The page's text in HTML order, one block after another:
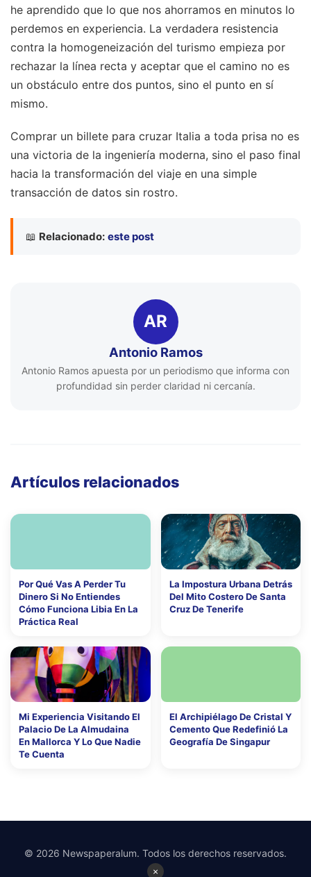
he aprendido que lo que nos ahorramos en minutos lo
perdemos en experiencia. La verdadera resistencia
contra la homogeneización del turismo empieza por
rechazar la línea recta y aceptar que el camino no es
un obstáculo entre dos puntos, sino el punto en sí
mismo.
Comprar un billete para cruzar Italia a toda prisa no es
una victoria de la ingeniería moderna, sino el paso final
hacia la transformación del viaje en una simple
transacción de datos sin rostro.
📖 Relacionado: este post
AR
Antonio Ramos
Antonio Ramos apuesta por un periodismo que informa con
profundidad sin perder claridad ni cercanía.
Artículos relacionados
Por Qué Vas A Perder Tu
Dinero Si No Entiendes
Cómo Funciona Libia En La
Práctica Real
La Impostura Urbana Detrás
Del Mito Costero De Santa
Cruz De Tenerife
Mi Experiencia Visitando El
Palacio De La Almudaina
En Mallorca Y Lo Que Nadie
Te Cuenta
El Archipiélago De Cristal Y
Cemento Que Redefinió La
Geografía De Singapur
×
© 2026 Newspaperalum. Todos los derechos reservados.